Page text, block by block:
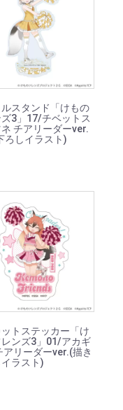
スタンド「けもの
3」17/チベットス
チアリーダーver.
ろしイラスト)
ットステッカー「け
レンズ3」01/アカギ
アリーダーver.(描き
ラスト)